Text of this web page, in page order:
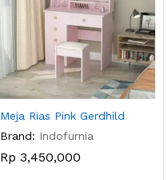
Meja Rias Pink Gerdhild
Brand: Indofurnia
Rp 3,450,000